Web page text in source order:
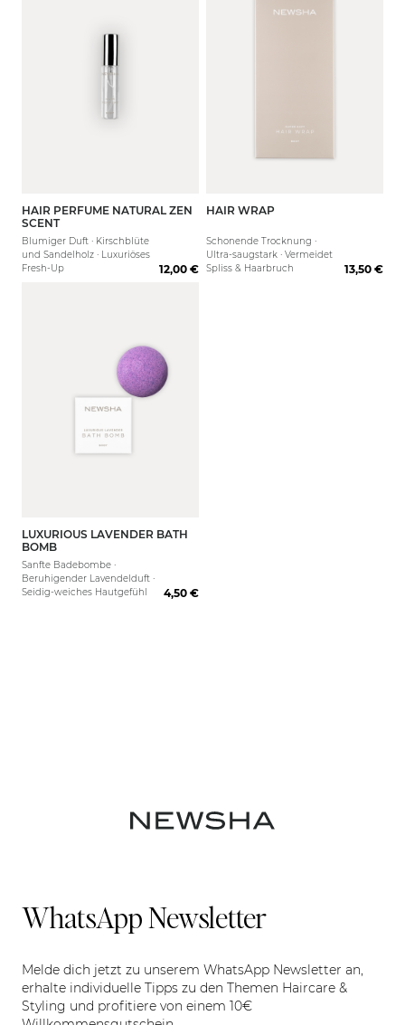
HAIR PERFUME NATURAL ZEN
SCENT
Blumiger Duft · Kirschblüte
und Sandelholz · Luxuriöses
Fresh-Up
12,00 €
HAIR WRAP
Schonende Trocknung ·
Ultra-saugstark · Vermeidet
Spliss & Haarbruch
13,50 €
LUXURIOUS LAVENDER BATH
BOMB
Sanfte Badebombe ·
Beruhigender Lavendelduft ·
Seidig-weiches Hautgefühl
4,50 €
WhatsApp Newsletter
Melde dich jetzt zu unserem WhatsApp Newsletter an,
erhalte individuelle Tipps zu den Themen Haircare &
Styling und profitiere von einem 10€